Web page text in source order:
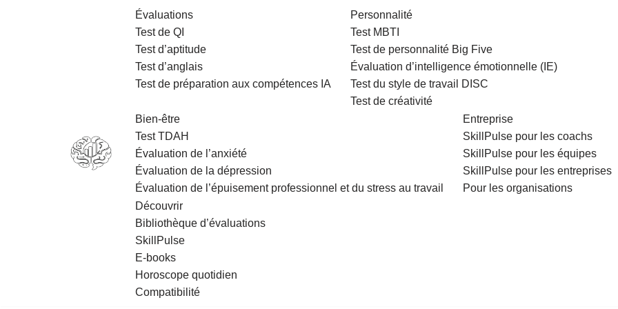
Évaluations
Test de QI
Test d’aptitude
Test d’anglais
Test de préparation aux compétences IA
Personnalité
Test MBTI
Test de personnalité Big Five
Évaluation d’intelligence émotionnelle (IE)
Test du style de travail DISC
Test de créativité
Bien-être
Test TDAH
Évaluation de l’anxiété
Évaluation de la dépression
Évaluation de l’épuisement professionnel et du stress au travail
Entreprise
SkillPulse pour les coachs
SkillPulse pour les équipes
SkillPulse pour les entreprises
Pour les organisations
Découvrir
Bibliothèque d’évaluations
SkillPulse
E‑books
Horoscope quotidien
Compatibilité